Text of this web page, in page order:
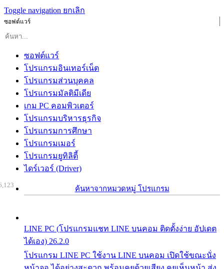
Toggle navigation ยกเลิก
ซอฟต์แวร์
ซอฟต์แวร์
โปรแกรมอินเทอร์เน็ต
โปรแกรมส่วนบุคคล
โปรแกรมมัลติมีเดีย
เกม PC คอมพิวเตอร์
โปรแกรมบริหารธุรกิจ
โปรแกรมการศึกษา
โปรแกรมเมอร์
โปรแกรมยูทิลิตี้
ไดร์เวอร์ (Driver)
ค้นหาจากหมวดหมู่ โปรแกรม
LINE PC (โปรแกรมแชท LINE บนคอม ติดตั้งง่าย อัปเดต
ได้เอง) 26.2.0
โปรแกรม LINE PC ใช้งาน LINE บนคอม เปิดใช้ขณะนั่ง